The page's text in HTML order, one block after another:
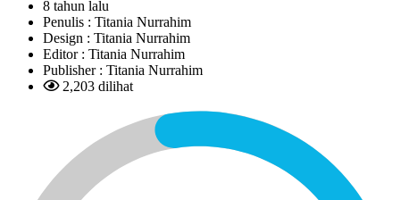
8 tahun lalu
Penulis : Titania Nurrahim
Design : Titania Nurrahim
Editor : Titania Nurrahim
Publisher : Titania Nurrahim
2,203 dilihat